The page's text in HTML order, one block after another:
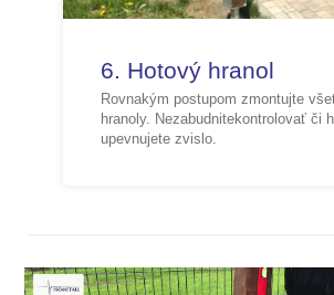
6. Hotový hranol
Rovnakým postupom zmontujte
hranoly. Nezabudnitekontrolovať či
upevnujete zvislo.
Video